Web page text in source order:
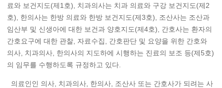
료와 보건지도(제1호), 치과의사는 치과 의료와 구강 보건지도(제2
호), 한의사는 한방 의료와 한방 보건지도(제3호), 조산사는 조산과
임산부 및 신생아에 대한 보건과 양호지도(제4호), 간호사는 환자의
간호요구에 대한 관찰, 자료수집, 간호판단 및 요양을 위한 간호와
의사, 치과의사, 한의사의 지도하에 시행하는 진료의 보조 등(제5호)
의 임무를 수행하도록 규정하고 있다.
의료인인 의사, 치과의사, 한의사, 조산사 또는 간호사가 되려는 사